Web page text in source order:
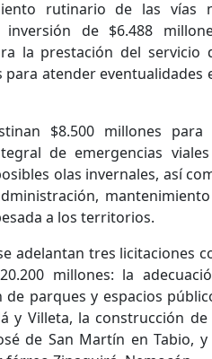
rutinario de las vías
de $6.488
la prestación del servicio
atender eventualidades
$8.500 millones para
de emergencias
olas invernales, así
a los territorios.
adelantan tres licitaciones
millones: la
parques y espacios
y Villeta, la construcción de
de San Martín en Tabio, y